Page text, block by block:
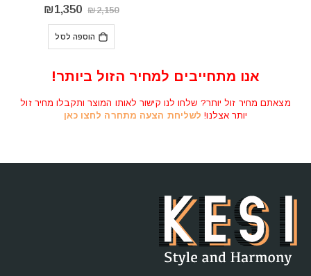
₪2,590
–
₪2,850
בחר אפשרויות
אנו מתחייבים למחיר הזול ביותר!
מצאתם מחיר זול יותר? שלחו לנו קישור לאותו המוצר ותקבלו מחיר זול
יותר אצלנו! לשליחת הצעה מתחרה לחצו כאן